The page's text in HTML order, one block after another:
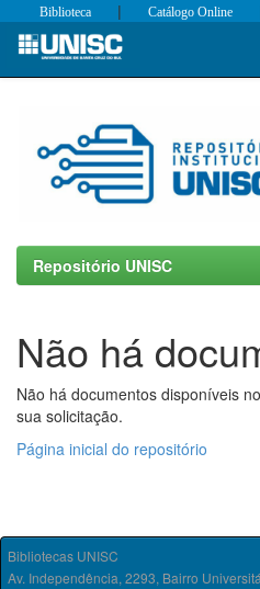
Skip
Biblioteca | Catálogo Online
Repositório UNISC
Não há
Não há documentos disponíveis
sua solicitação.
Página inicial do repositório
Bibliotecas UNISC
Av. Independência, 2293, Bairro